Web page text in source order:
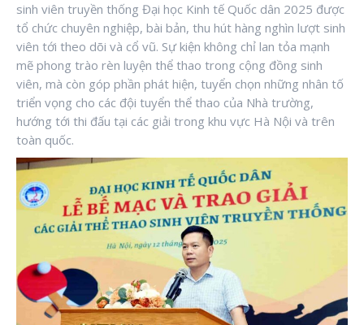
sinh viên truyền thống Đại học Kinh tế Quốc dân 2025 được
tổ chức chuyên nghiệp, bài bản, thu hút hàng nghìn lượt sinh
viên tới theo dõi và cổ vũ. Sự kiện không chỉ lan tỏa mạnh
mẽ phong trào rèn luyện thể thao trong cộng đồng sinh
viên, mà còn góp phần phát hiện, tuyển chọn những nhân tố
triển vọng cho các đội tuyển thể thao của Nhà trường,
hướng tới thi đấu tại các giải trong khu vực Hà Nội và trên
toàn quốc.